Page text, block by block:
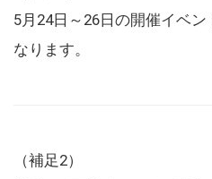
5月24日～26日の開催イベ
なります。
（補足2）